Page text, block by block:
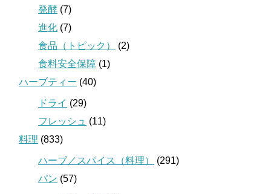
発酵 (7)
進化 (7)
食品（トピック）
(2)
食料安全保障 (1)
ハーブティー (40)
ドライ (29)
フレッシュ (11)
料理 (833)
ハーブ／スパイス（料理）
(291)
パン (57)